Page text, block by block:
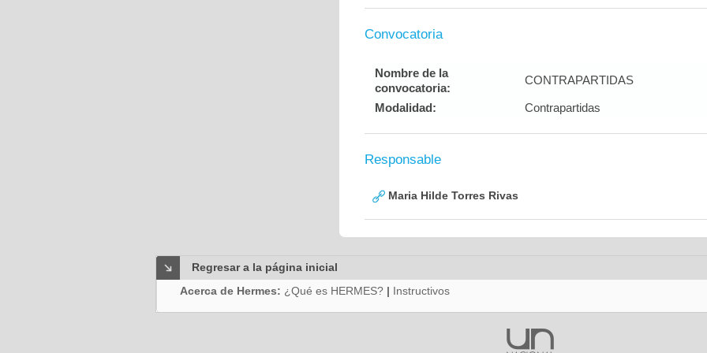
Convocatoria
Nombre de la
convocatoria:
CONTRAPARTIDAS
Modalidad: Contrapartidas
Responsable
Maria Hilde Torres Rivas
Regresar a la página inicial
Acerca de Hermes: ¿Qué es HERMES? | Instructivos